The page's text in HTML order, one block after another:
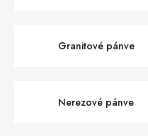
Granitové pánve
Nerezové pánve